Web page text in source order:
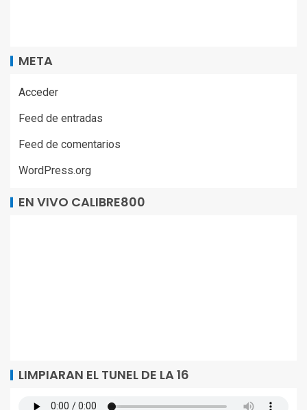
META
Acceder
Feed de entradas
Feed de comentarios
WordPress.org
EN VIVO CALIBRE800
LIMPIARAN EL TUNEL DE LA 16